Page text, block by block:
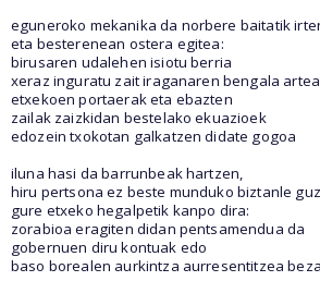
eguneroko mekanika da norbere baitatik
eta besterenean ostera egitea:
birusaren udalehen isiotu berria
xeraz inguratu zait iraganaren bengala
etxekoen portaerak eta ebazten
zailak zaizkidan bestelako ekuazioek
edozein txokotan galkatzen didate gogoa
iluna hasi da barrunbeak hartzen,
hiru pertsona ez beste munduko biztanle
gure etxeko hegalpetik kanpo dira:
zorabioa eragiten didan pentsamendua da
gobernuen diru kontuak edo
baso borealen aurkintza aurresentitzea